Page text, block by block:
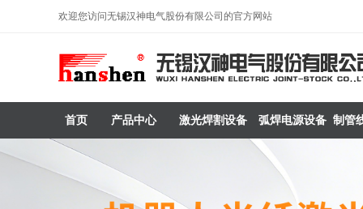
欢迎您访问无锡汉神电气股份有限公司的官方网站
首页 产品中心 激光焊割设备 弧焊电源设备 制管